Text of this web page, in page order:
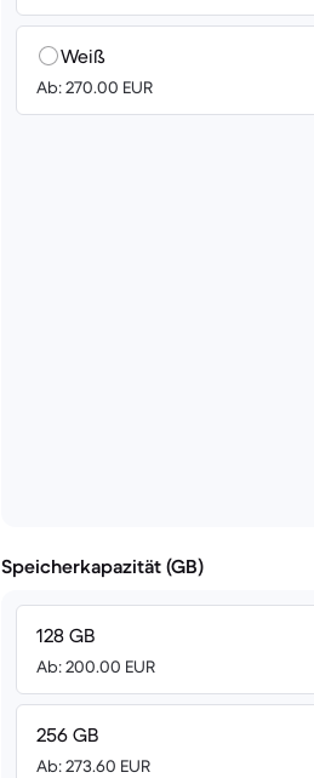
Weiß
Ab: 270.00 EUR
Speicherkapazität (GB)
128 GB
Ab: 200.00 EUR
256 GB
Ab: 273.60 EUR